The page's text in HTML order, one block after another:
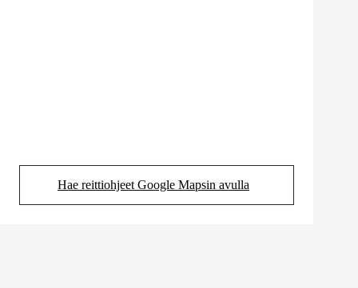
Hae reittiohjeet Google Mapsin avulla
(Aukeaa uudessa välilehdessä)